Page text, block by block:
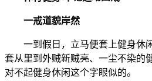
一戒道貌岸然
一到假日，立马便套上健身休
套从里到外贼新贼亮、一尘不染的
对不起健身休闲这个字眼似的。